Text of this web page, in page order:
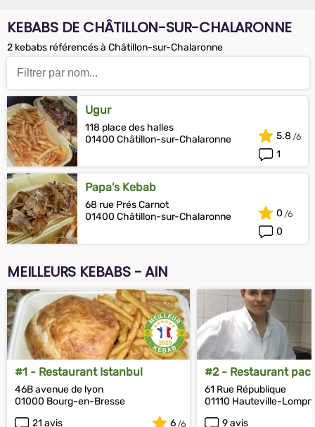
KEBABS DE CHÂTILLON-SUR-CHALARONNE
2 kebabs référencés à Châtillon-sur-Chalaronne
Ugur
118 place des halles
01400 Châtillon-sur-Chalaronne
1
5.8
Papa's Kebab
68 rue Prés Carnot
01400 Châtillon-sur-Chalaronne
0
0
MEILLEURS KEBABS - AIN
#1 - Restaurant Istanbul
46B avenue de lyon
01000 Bourg-en-Bresse
21 avis
6
#2 - Restaurant
61 Rue République
01110 Hauteville-
9 avis